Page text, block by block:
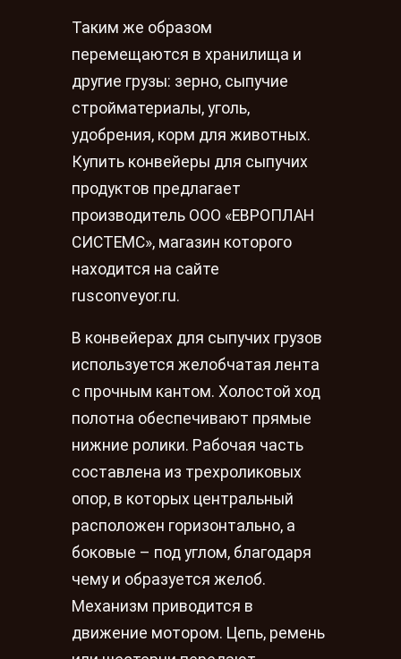
Таким же образом
перемещаются в хранилища и
другие грузы: зерно, сыпучие
стройматериалы, уголь,
удобрения, корм для животных.
Купить конвейеры для сыпучих
продуктов предлагает
производитель ООО «ЕВРОПЛАН
CИСТЕМС», магазин которого
находится на сайте
rusconveyor.ru.
В конвейерах для сыпучих грузов
используется желобчатая лента
с прочным кантом. Холостой ход
полотна обеспечивают прямые
нижние ролики. Рабочая часть
составлена из трехроликовых
опор, в которых центральный
расположен горизонтально, а
боковые – под углом, благодаря
чему и образуется желоб.
Механизм приводится в
движение мотором. Цепь, ремень